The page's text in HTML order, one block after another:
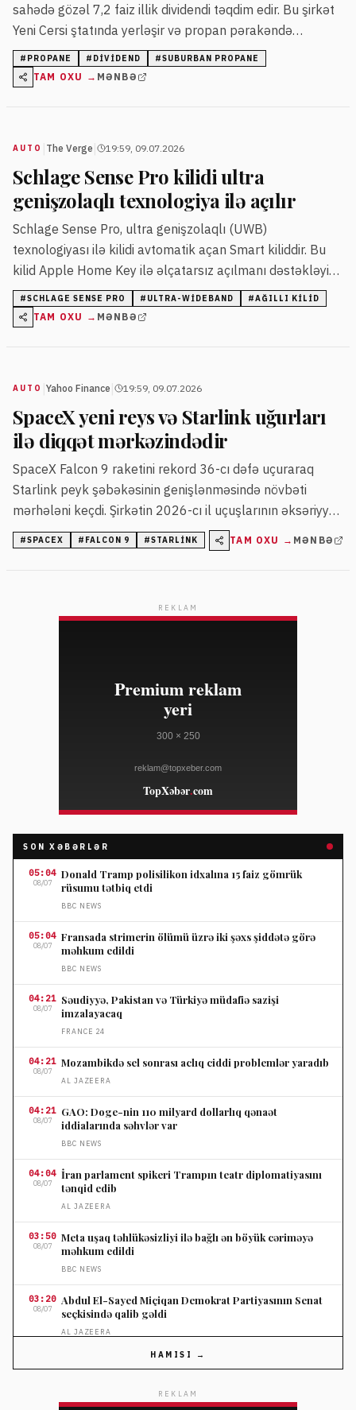
sahədə gözəl 7,2 faiz illik dividendi təqdim edir. Bu şirkət
Yeni Cersi ştatında yerləşir və propan pərakəndə
satışında uzunmüddətli təcrübəyə malikdir.
# PROPANE # DIVIDEND #SUBURBAN PROPANE
TAM OXU → MƏNBƏ
AUTO The Verge 19:59, 09.07.2026
Schlage Sense Pro kilidi ultra
genişzolaqlı texnologiya ilə açılır
Schlage Sense Pro, ultra genişzolaqlı (UWB)
texnologiyası ilə kilidi avtomatik açan Smart kiliddir. Bu
kilid Apple Home Key ilə əlçatarsız açılmanı dəstəkləyir
və fiziki açarı tamamilə aradan qaldırır.
#SCHLAGE SENSE PRO # ULTRA-WIDEBAND #AĞILLI KILID
TAM OXU → MƏNBƏ
AUTO Yahoo Finance 19:59, 09.07.2026
SpaceX yeni reys və Starlink uğurları
ilə diqqət mərkəzindədir
SpaceX Falcon 9 raketini rekord 36-cı dəfə uçuraraq
Starlink peyk şəbəkəsinin genişlənməsində növbəti
mərhələni keçdi. Şirkətin 2026-cı il uçuşlarının əksəriyyəti
Starlink peyklərinin yerləşdirilməsinə yönəlib.
#SPACEX # FALCON 9 #STARLINK TAM OXU → MƏNBƏ
REKLAM
SON XƏBƏRLƏR
05:04
08/07
Donald Tramp polisilikon idxalına 15 faiz gömrük
rüsumu tətbiq etdi
BBC NEWS
05:04
08/07
Fransada strimerin ölümü üzrə iki şəxs şiddətə görə
məhkum edildi
BBC NEWS
04:21
08/07
Səudiyyə, Pakistan və Türkiyə müdafiə sazişi
imzalayacaq
FRANCE 24
04:21
08/07
Mozambikdə sel sonrası aclıq ciddi problemlər yaradıb
AL JAZEERA
04:21
08/07
GAO: Doge-nin 110 milyard dollarlıq qənaət
iddialarında səhvlər var
BBC NEWS
04:04
08/07
İran parlament spikeri Trampın teatr diplomatiyasını
tənqid edib
AL JAZEERA
03:50
08/07
Meta uşaq təhlükəsizliyi ilə bağlı ən böyük cəriməyə
məhkum edildi
BBC NEWS
03:20
08/07
Abdul El-Sayed Miçiqan Demokrat Partiyasının Senat
seçkisində qalib gəldi
AL JAZEERA
08/07
HAMISI →
REKLAM